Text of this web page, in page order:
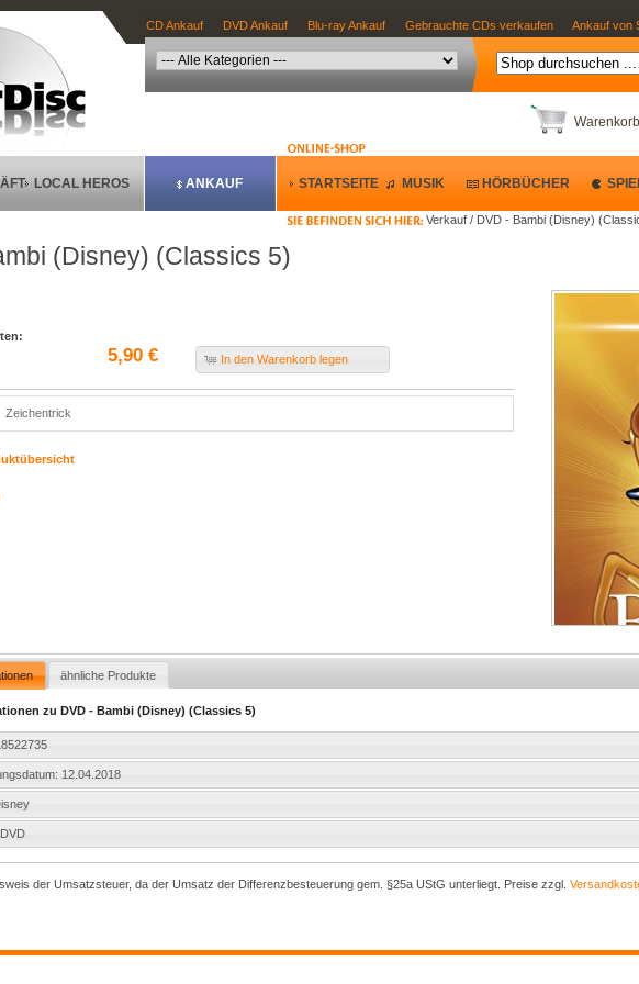
CD Ankauf DVD Ankauf Blu-ray Ankauf Gebrauchte CDs verkaufen Ankauf von
Warenkorb
Verkauf / DVD - Bambi (Disney)
LOCAL HEROS ANKAUF STARTSEITE MUSIK HÖRBÜCHER
(Disney) (Classics 5)
5,90 € In den Warenkorb legen
Zeichentrick
ähnliche Produkte
zu DVD - Bambi (Disney) (Classics 5)
12.04.2018
der Umsatzsteuer, da der Umsatz der Differenzbesteuerung gem. §25a UStG unterliegt. Preise zzgl.